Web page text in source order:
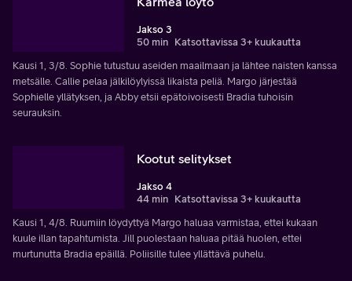
Jakso 3
50 min Katsottavissa 3+ kuukautta
Kausi 1, 3/8. Sophie tutustuu aseiden maailmaan ja lähtee naisten kanssa
metsälle. Callie pelaa jälkilöylyissä likaista peliä. Margo järjestää
Sophielle yllätyksen, ja Abby etsii epätoivoisesti Bradia tuhoisin
seurauksin.
Kootut selitykset
Jakso 4
44 min Katsottavissa 3+ kuukautta
Kausi 1, 4/8. Ruumiin löydyttyä Margo haluaa varmistaa, ettei kukaan
kuule illan tapahtumista. Jill puolestaan haluaa pitää huolen, ettei
murtunutta Bradia epäillä. Poliisille tulee yllättävä puhelu.